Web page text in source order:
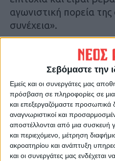
Σεβόμαστε την
Εμείς και οι συνεργάτες μας
πρόσβαση σε πληροφορίες σε
και επεξεργαζόμαστε προσωπικά
αναγνωριστικοί και
αποστέλλονται από μια συσκευή
και περιεχόμενο, μέτρηση
ακροατηρίου και ανάπτυξη
και οι συνεργάτες μας ενδέχεται
αγωνιστική πορεία
συνέχεια».
Τελευταίες Ειδήσεις
Ακολούθησε
ΑΓΩΝ στο
Όλες οι
Καρδίτσας και
ΠΡΟΗΓΟΥΜΕΝΟ ΑΡΘΡΟ